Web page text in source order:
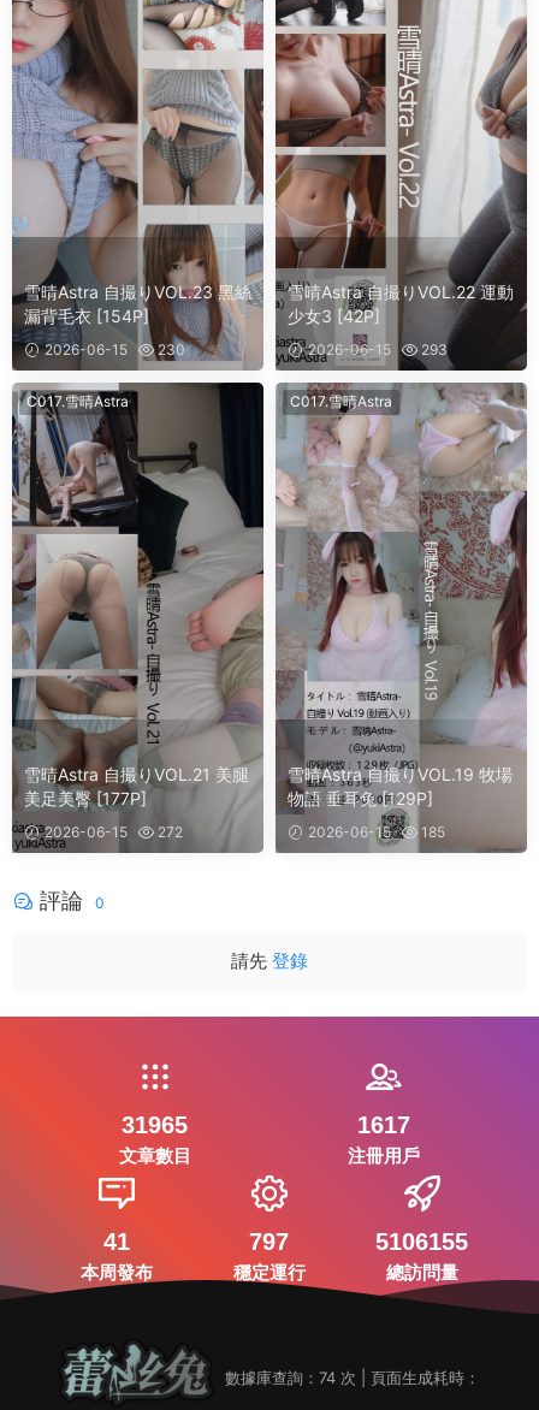
雪晴Astra 自撮りVOL.23 黑絲
漏背毛衣 [154P]
2026-06-15 230
雪晴Astra 自撮りVOL.22 運動
少女3 [42P]
2026-06-15 293
C017.雪晴Astra
雪晴Astra 自撮りVOL.21 美腿
美足美臀 [177P]
2026-06-15 272
C017.雪晴Astra
雪晴Astra 自撮りVOL.19 牧場
物語 垂耳兔 [129P]
2026-06-15 185
評論 0
請先 登錄
31965
文章數目
1617
注冊用戶
41
本周發布
797
穩定運行
5106155
總訪問量
數據庫查詢：74 次 | 頁面生成耗時：